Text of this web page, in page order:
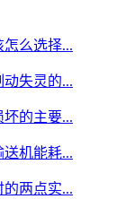
么选择...
失灵的...
的主要...
机能耗...
两点实...